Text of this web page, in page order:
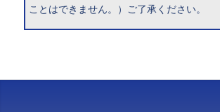
ことはできません。）ご了承ください。